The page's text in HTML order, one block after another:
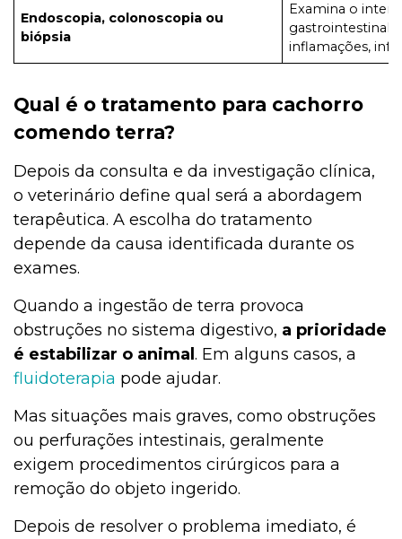
Endoscopia, colonoscopia ou
biópsia
Examina o
gastrointestinal
inflamações,
Qual é o tratamento para cachorro
comendo terra?
Depois da consulta e da investigação clínica,
o veterinário define qual será a abordagem
terapêutica. A escolha do tratamento
depende da causa identificada durante os
exames.
Quando a ingestão de terra provoca
obstruções no sistema digestivo, a prioridade
é estabilizar o animal . Em alguns casos, a
fluidoterapia pode ajudar.
Mas situações mais graves, como obstruções
ou perfurações intestinais, geralmente
exigem procedimentos cirúrgicos para a
remoção do objeto ingerido.
Depois de resolver o problema imediato, é